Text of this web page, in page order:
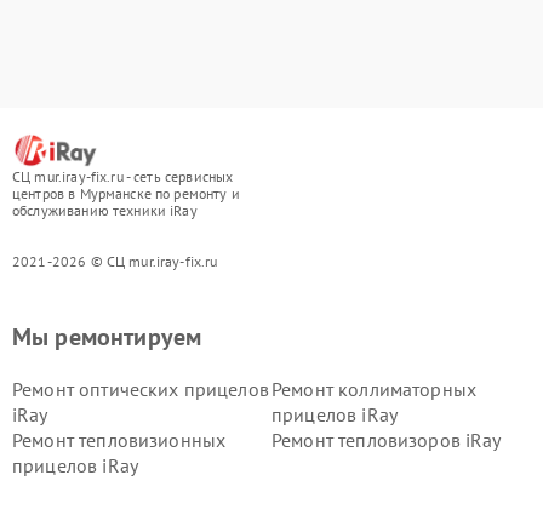
СЦ mur.iray-fix.ru - сеть сервисных
центров в Мурманске по ремонту и
обслуживанию техники iRay
2021-2026 © СЦ mur.iray-fix.ru
Мы ремонтируем
Ремонт оптических прицелов
iRay
Ремонт коллиматорных
прицелов iRay
Ремонт тепловизионных
прицелов iRay
Ремонт тепловизоров iRay